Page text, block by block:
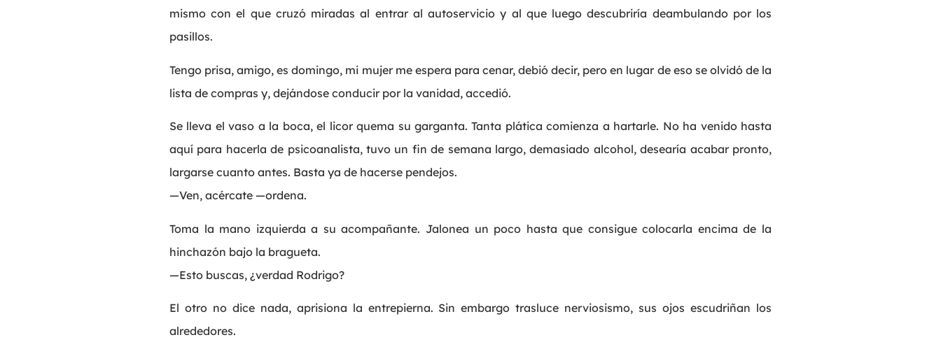
mismo con el que cruzó miradas al entrar al autoservicio y al que luego descubriría deambulando por los
pasillos.
Tengo prisa, amigo, es domingo, mi mujer me espera para cenar, debió decir, pero en lugar de eso se olvidó de la
lista de compras y, dejándose conducir por la vanidad, accedió.
Se lleva el vaso a la boca, el licor quema su garganta. Tanta plática comienza a hartarle. No ha venido hasta
aquí para hacerla de psicoanalista, tuvo un fin de semana largo, demasiado alcohol, desearía acabar pronto,
largarse cuanto antes. Basta ya de hacerse pendejos.
—Ven, acércate —ordena.
Toma la mano izquierda a su acompañante. Jalonea un poco hasta que consigue colocarla encima de la
hinchazón bajo la bragueta.
—Esto buscas, ¿verdad Rodrigo?
El otro no dice nada, aprisiona la entrepierna. Sin embargo trasluce nerviosismo, sus ojos escudriñan los
alrededores.